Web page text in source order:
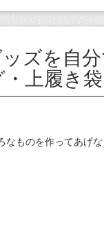
ッズを自
上履き袋
ものを作ってあげ